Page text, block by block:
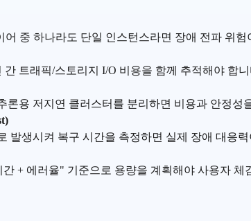
어 중 하나라도 단일 인스턴스라면 장애 전파 위험
간 트래픽/스토리지 I/O 비용을 함께 추적해야 합니
론용 저지연 클러스터를 분리하면 비용과 안정성
발생시켜 복구 시간을 측정하면 실제 장애 대응
+ 에러율" 기준으로 용량을 계획해야 사용자 체